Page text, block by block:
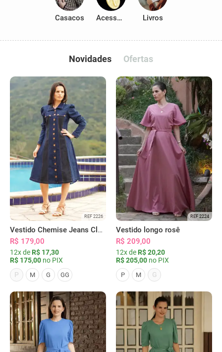
Casacos Acessórios Livros
Novidades Ofertas
REF 2226
Vestido Chemise Jeans Clássica Serena
R$ 179,00
12x de R$ 17,30
R$ 175,00 no PIX
P
M G GG
REF 2224
Vestido longo rosê
R$ 209,00
12x de R$ 20,20
R$ 205,00 no PIX
P M G